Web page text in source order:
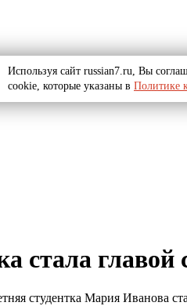
стала
студентка Мария Иванова
Используя сайт russian7.ru, Вы
cookie, которые указаны в Политике